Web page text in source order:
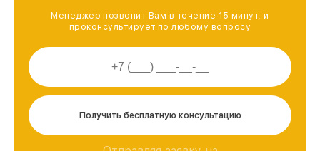
Менеджер позвонит Вам в течение 15 минут, и
проконсультирует по любому вопросу
Получить бесплатную консультацию